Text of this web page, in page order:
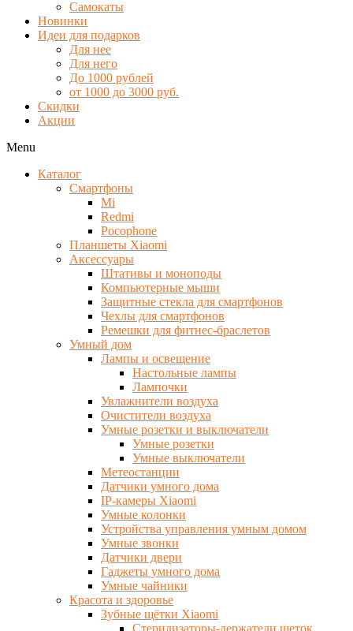
Самокаты
Новинки
Идеи для подарков
Для нее
Для него
До 1000 рублей
от 1000 до 3000 руб.
Скидки
Акции
Menu
Каталог
Смартфоны
Mi
Redmi
Pocophone
Планшеты Xiaomi
Аксессуары
Штативы и моноподы
Компьютерные мыши
Защитные стекла для смартфонов
Чехлы для смартфонов
Ремешки для фитнес-браслетов
Умный дом
Лампы и освещение
Настольные лампы
Лампочки
Увлажнители воздуха
Очистители воздуха
Умные розетки и выключатели
Умные розетки
Умные выключатели
Метеостанции
Датчики умного дома
IP-камеры Xiaomi
Умные колонки
Устройства управления умным домом
Умные звонки
Датчики двери
Гаджеты умного дома
Умные чайники
Красота и здоровье
Зубные щётки Xiaomi
Стерилизаторы-держатели щеток